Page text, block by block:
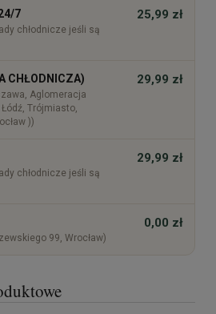
7
chłodnicze jeśli są
25,99 zł
CHŁODNICZA)
Aglomeracja
Trójmiasto,
))
29,99 zł
chłodnicze jeśli są
29,99 zł
99, Wrocław)
0,00 zł